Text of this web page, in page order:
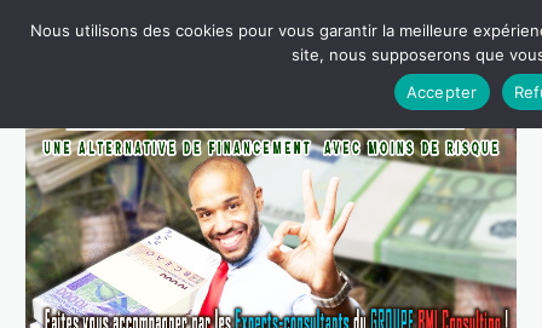
Nous utilisons des cookies pour vous garantir la meilleure
site, nous supposerons que
Accepter